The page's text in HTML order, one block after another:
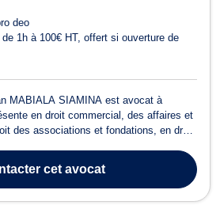
deo
1h à 100€ HT, offert si ouverture de
MABIALA SIAMINA est avocat à
en droit commercial, des affaires et
des associations et fondations, en droit
commercial, des affaires et de la
cet avocat